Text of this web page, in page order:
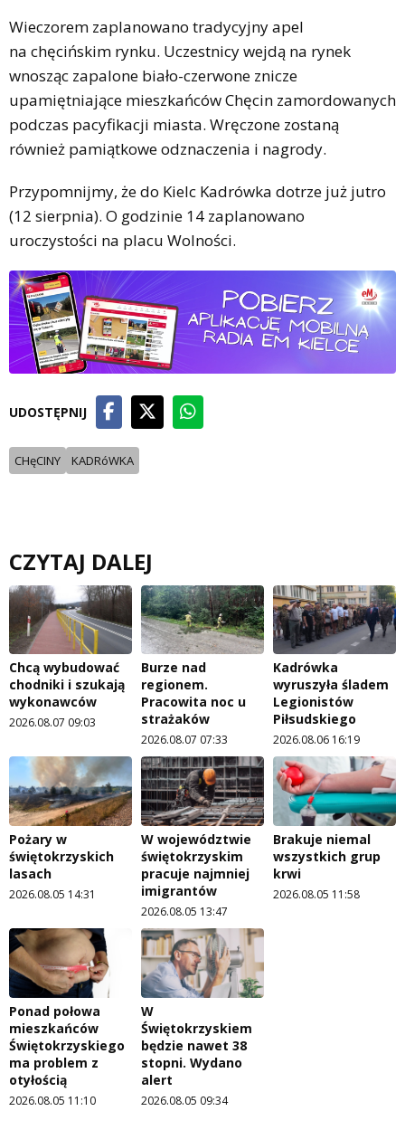
Wieczorem zaplanowano tradycyjny apel
na chęcińskim rynku. Uczestnicy wejdą na rynek
wnosząc zapalone biało-czerwone znicze
upamiętniające mieszkańców Chęcin zamordowanych
podczas pacyfikacji miasta. Wręczone zostaną
również pamiątkowe odznaczenia i nagrody.
Przypomnijmy, że do Kielc Kadrówka dotrze już jutro
(12 sierpnia). O godzinie 14 zaplanowano
uroczystości na placu Wolności.
UDOSTĘPNIJ
CHęCINY KADRóWKA
CZYTAJ DALEJ
Chcą wybudować
chodniki i szukają
wykonawców
2026.08.07 09:03
Burze nad
regionem.
Pracowita noc u
strażaków
2026.08.07 07:33
Kadrówka
wyruszyła śladem
Legionistów
Piłsudskiego
2026.08.06 16:19
Pożary w
świętokrzyskich
lasach
2026.08.05 14:31
W województwie
świętokrzyskim
pracuje najmniej
imigrantów
2026.08.05 13:47
Brakuje niemal
wszystkich grup
krwi
2026.08.05 11:58
Ponad połowa
mieszkańców
Świętokrzyskiego
ma problem z
otyłością
2026.08.05 11:10
W
Świętokrzyskiem
będzie nawet 38
stopni. Wydano
alert
2026.08.05 09:34